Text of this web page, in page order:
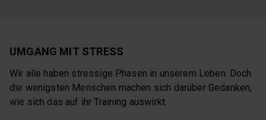
UMGANG MIT STRESS
Wir alle haben stressige Phasen in unserem Leben. Doch
die wenigsten Menschen machen sich darüber Gedanken,
wie sich das auf ihr Training auswirkt.